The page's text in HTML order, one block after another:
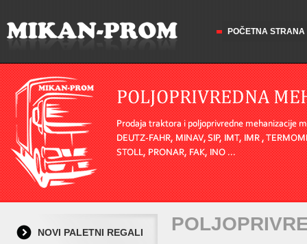
POČETNA STRANA
NOVI PALETNI REGALI